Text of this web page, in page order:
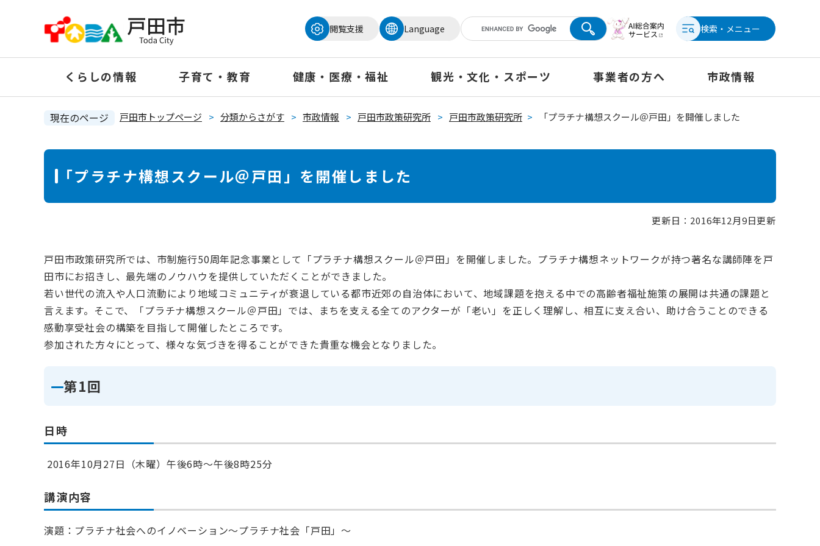
の
頭
閲覧支援
Language 検索・メニュー
くらしの情報 子育て・教育 健康・医療・福祉 観光・文化・スポーツ 事業者の方へ 市政情報
現在のページ 戸田市トップページ > 分類からさがす > 市政情報 > 戸田市政策研究所 > 戸田市政策研究所 > 「プラチナ構想スクール＠戸田」を開催しました
本
「プラチナ構想スクール＠戸田」を開催しました
更新日：2016年12月9日更新
戸田市政策研究所では、市制施行50周年記念事業として「プラチナ構想スクール＠戸田」を開催しました。プラチナ構想ネットワークが持つ著名な講師陣を戸
田市にお招きし、最先端のノウハウを提供していただくことができました。
若い世代の流入や人口流動により地域コミュニティが衰退している都市近郊の自治体において、地域課題を抱える中での高齢者福祉施策の展開は共通の課題と
言えます。そこで、「プラチナ構想スクール＠戸田」では、まちを支える全てのアクターが「老い」を正しく理解し、相互に支え合い、助け合うことのできる
感動享受社会の構築を目指して開催したところです。
参加された方々にとって、様々な気づきを得ることができた貴重な機会となりました。
第1回
日時
2016年10月27日（木曜）午後6時～午後8時25分
講演内容
演題：プラチナ社会へのイノベーション～プラチナ社会「戸田」～